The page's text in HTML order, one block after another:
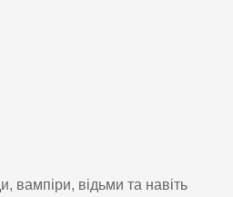
вампіри, відьми та навіть